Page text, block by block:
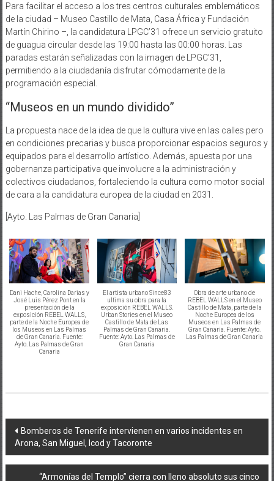
Para facilitar el acceso a los tres centros culturales emblemáticos
de la ciudad – Museo Castillo de Mata, Casa África y Fundación
Martín Chirino –, la candidatura LPGC’31 ofrece un servicio gratuito
de guagua circular desde las 19:00 hasta las 00:00 horas. Las
paradas estarán señalizadas con la imagen de LPGC’31,
permitiendo a la ciudadanía disfrutar cómodamente de la
programación especial.
“Museos en un mundo dividido”
La propuesta nace de la idea de que la cultura vive en las calles pero
en condiciones precarias y busca proporcionar espacios seguros y
equipados para el desarrollo artístico. Además, apuesta por una
gobernanza participativa que involucre a la administración y
colectivos ciudadanos, fortaleciendo la cultura como motor social
de cara a la candidatura europea de la ciudad en 2031.
[Ayto. Las Palmas de Gran Canaria]
Dani Hache, Carolina Darias y
José Luis Pérez Pont en la
presentación de la
exposición REBEL WALLS,
parte de la Noche Europea de
los Museos en Las Palmas
de Gran Canaria. Fuente:
Ayto. Las Palmas de Gran
Canaria
El artista urbano Since83
ultima su obra para la
exposición REBEL WALLS.
Urban Stories en el Museo
Castillo de Mata de Las
Palmas de Gran Canaria.
Fuente: Ayto. Las Palmas de
Gran Canaria
Obra de arte urbano de
REBEL WALLS en el Museo
Castillo de Mata, parte de la
Noche Europea de los
Museos en Las Palmas de
Gran Canaria. Fuente: Ayto.
Las Palmas de Gran Canaria
Navegación
de
entradas
Bomberos de Tenerife intervienen en varios incidentes en
Arona, San Miguel, Icod y Tacoronte
“Armonías del Templo” cierra con lleno absoluto sus cinco